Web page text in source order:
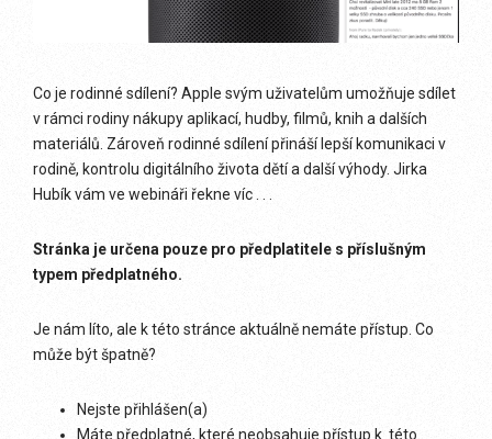
Co je rodinné sdílení? Apple svým uživatelům umožňuje sdílet
v rámci rodiny nákupy aplikací, hudby, filmů, knih a dalších
materiálů. Zároveň rodinné sdílení přináší lepší komunikaci v
rodině, kontrolu digitálního života dětí a další výhody. Jirka
Hubík vám ve webináři řekne víc . . .
Stránka je určena pouze pro předplatitele s příslušným
typem předplatného.
Je nám líto, ale k této stránce aktuálně nemáte přístup. Co
může být špatně?
Nejste přihlášen(a)
Máte předplatné, které neobsahuje přístup k této